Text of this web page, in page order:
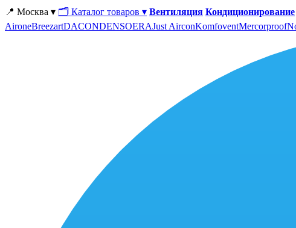
📍 Москва ▾ 🗂 Каталог товаров ▾ Вентиляция Кондиционирование
AironeBreezartDACONDENSOERAJust AirconKomfoventMercorproof